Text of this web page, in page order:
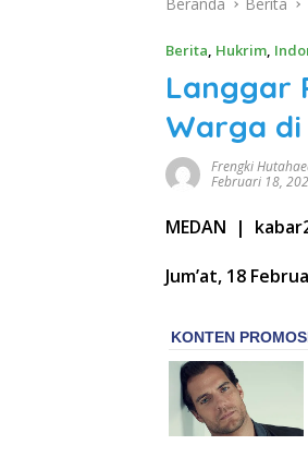
Berita, Hukrim,
Langgar
Warga di
Frengki
Februari 18,
MEDAN |
Jum’at, 18